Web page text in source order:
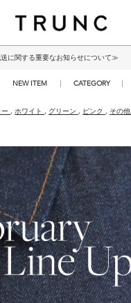
に関する重要なお知らせについて≫
NEW ITEM CATEGORY
ー , ホワイト , グリーン , ピンク , その他